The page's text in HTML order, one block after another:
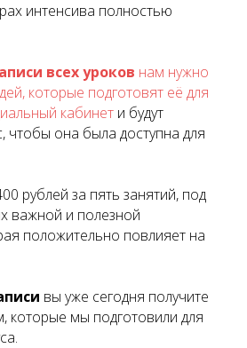
интенсива полностью
всех уроков нам нужно
которые подготовят её для
кабинет и будут
чтобы она была доступна для
рублей за пять занятий, под
важной и полезной
положительно повлияет на
вы уже сегодня получите
которые мы подготовили для